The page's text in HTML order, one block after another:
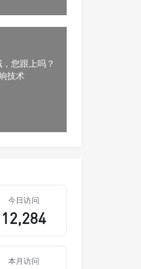
您跟上吗？
技术
今日访问
12,284
本月访问